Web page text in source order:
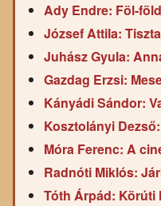
Ady Endre: Föl-
József Attila:
Juhász Gyula:
Gazdag Erzsi:
Kányádi Sándor:
Kosztolányi
Móra Ferenc: A
Radnóti Miklós:
Tóth Árpád: Körúti